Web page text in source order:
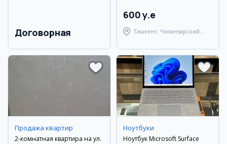
Договорная
600 y.e
Ташкент, Чиланзарский
Продажа квартир
2-комнатная квартира на ул.
Ноутбуки
Ноутбук Microsoft Surface